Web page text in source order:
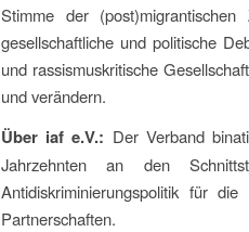
Stimme der
gesellschaftliche und politische
und rassismuskritische
und verändern.
Über iaf e.V.: Der Verband
Jahrzehnten an den
Antidiskriminierungspolitik für
Partnerschaften.